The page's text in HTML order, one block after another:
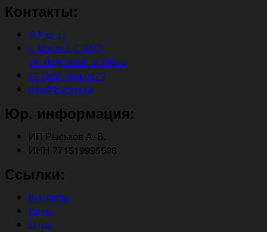
Контакты:
Я.Карты
г. Москва, СЗАО,
ул. Лодочная, 3, стр. 5
+7 (929) 939 5577
info@tonbox.ru
Юр. информация:
ИП Рыськов А. В.
ИНН 771519995508
Ссылки:
Контакты
Цены
О нас